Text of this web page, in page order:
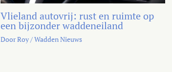
Vlieland autovrij: rust en ruimte op
een bijzonder waddeneiland
DoorRoy/Wadden Nieuws